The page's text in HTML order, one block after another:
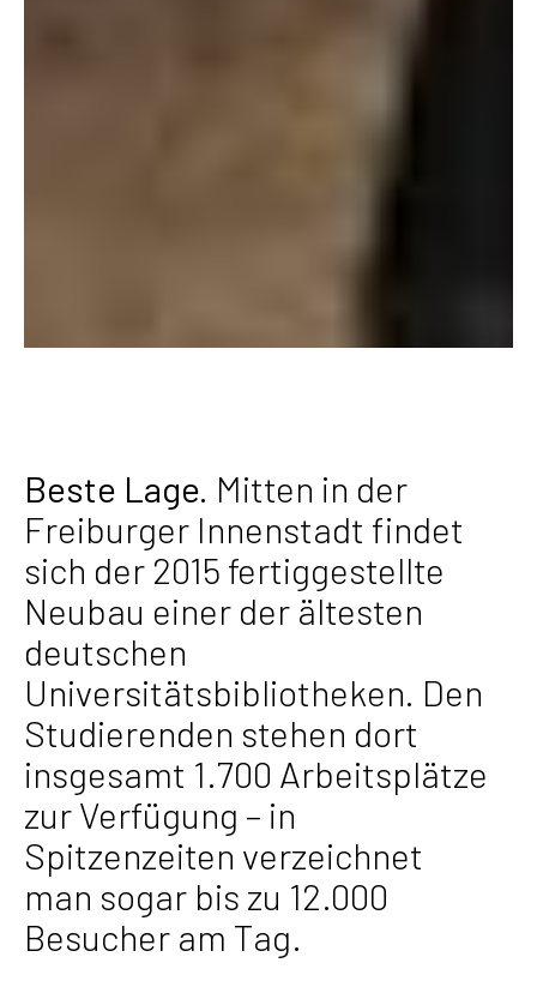
Beste Lage. Mitten in der
Freiburger Innenstadt findet
sich der 2015 fertiggestellte
Neubau einer der ältesten
deutschen
Universitätsbibliotheken. Den
Studierenden stehen dort
insgesamt 1.700 Arbeitsplätze
zur Verfügung – in
Spitzenzeiten verzeichnet
man sogar bis zu 12.000
Besucher am Tag.